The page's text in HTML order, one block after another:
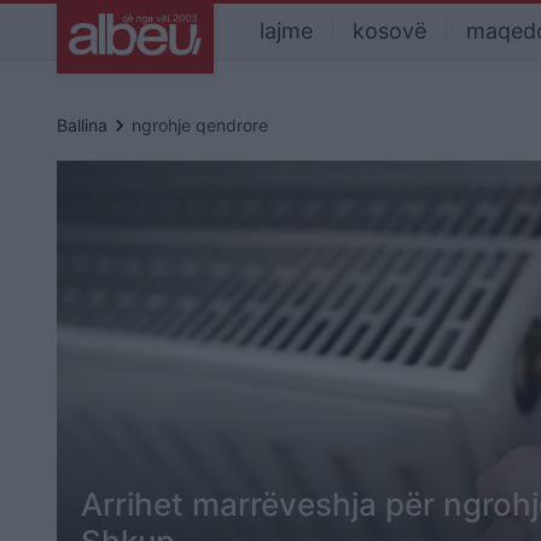
lajme kosovë
Ballina keyboard_arrow_right ngrohje qendrore
Arrihet marrëveshja për